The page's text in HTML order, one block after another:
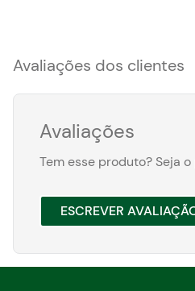
Avaliações dos clientes
Avaliações
Tem esse produto? Seja
ESCREVER